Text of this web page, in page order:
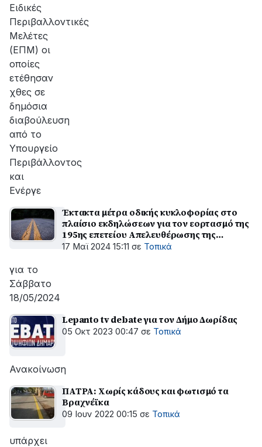
Ειδικές
Περιβαλλοντικές
Μελέτες
(ΕΠΜ) οι
οποίες
ετέθησαν
χθες σε
δημόσια
διαβούλευση
από το
Υπουργείο
Περιβάλλοντος
και
Ενέργε
Έκτακτα μέτρα οδικής κυκλοφορίας στο
πλαίσιο εκδηλώσεων για τον εορτασμό της
195ης επετείου Απελευθέρωσης της
Ναυπάκτου
17 Μαϊ 2024 15:11 σε Τοπικά
για το
Σάββατο
18/05/2024
Lepanto tv debate για τον Δήμο Δωρίδας
05 Οκτ 2023 00:47 σε Τοπικά
Ανακοίνωση
ΠΑΤΡΑ: Χωρίς κάδους και φωτισμό τα
Βραχνέϊκα
09 Ιουν 2022 00:15 σε Τοπικά
υπάρχει